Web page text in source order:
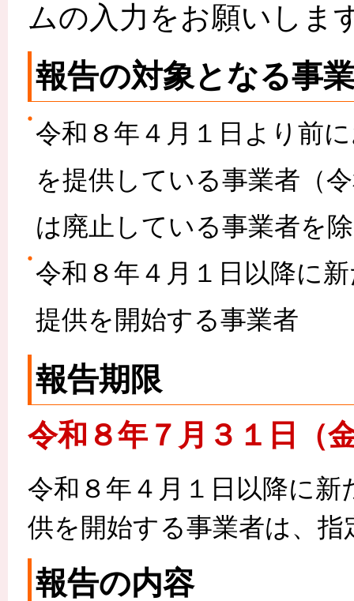
ムの入力をお願いしま
報告の対象となる事
令和８年４月１日より前
を提供している事業者（
は廃止している事業者を
令和８年４月１日以降に
提供を開始する事業者
報告期限
令和８年７月３１日（
令和８年４月１日以降に
供を開始する事業者は、
報告の内容